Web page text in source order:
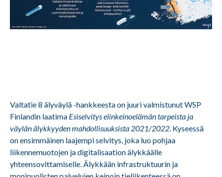
Valtatie 8 älyväylä -hankkeesta on juuri valmistunut WSP
Finlandin laatima Esiselvitys elinkeinoelämän tarpeista ja
väylän älykkyyden mahdollisuuksista 2021/2022. Kyseessä
on ensimmäinen laajempi selvitys, joka luo pohjaa
liikennemuotojen ja digitalisaation älykkäälle
yhteensovittamiselle. Älykkään infrastruktuurin ja